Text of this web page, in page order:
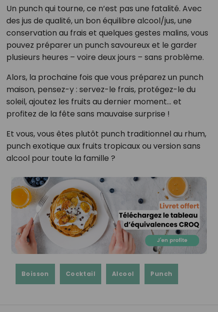
Un punch qui tourne, ce n’est pas une fatalité. Avec
des jus de qualité, un bon équilibre alcool/jus, une
conservation au frais et quelques gestes malins, vous
pouvez préparer un punch savoureux et le garder
plusieurs heures – voire deux jours – sans problème.
Alors, la prochaine fois que vous préparez un punch
maison, pensez-y : servez-le frais, protégez-le du
soleil, ajoutez les fruits au dernier moment… et
profitez de la fête sans mauvaise surprise !
Et vous, vous êtes plutôt punch traditionnel au rhum,
punch exotique aux fruits tropicaux ou version sans
alcool pour toute la famille ?
Boisson Cocktail Alcool Punch